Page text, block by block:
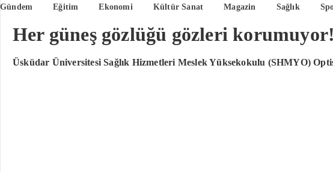
Gündem Eğitim Ekonomi Kültür Sanat Magazin Sağlık
Her güneş gözlüğü gözleri korumuyor!
Üsküdar Üniversitesi Sağlık Hizmetleri Meslek Yüksekokulu (SHMYO)